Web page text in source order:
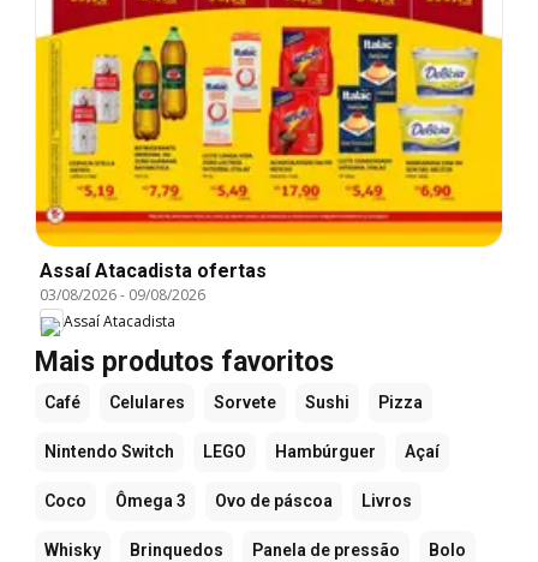
Assaí Atacadista ofertas
03/08/2026- 09/08/2026
Assaí Atacadista
Mais produtos favoritos
Café Celulares Sorvete Sushi Pizza
Nintendo Switch LEGO Hambúrguer Açaí
Coco Ômega 3 Ovo de páscoa Livros
Whisky Brinquedos Panela de pressão Bolo